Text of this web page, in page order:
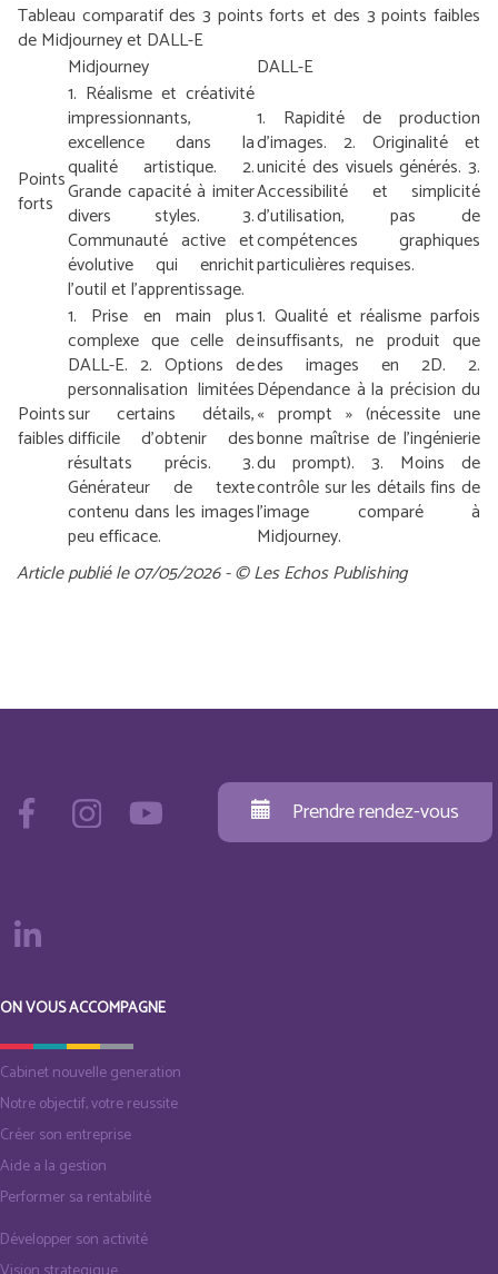
Tableau comparatif des 3 points forts et des 3 points faibles
de Midjourney et DALL-E
Midjourney
DALL-E
Points
forts
1. Réalisme et créativité
impressionnants,
excellence dans la
qualité artistique.
2.
Grande capacité à imiter
divers styles.
3.
Communauté active et
évolutive qui enrichit
l’outil et l’apprentissage.
1. Rapidité de production
d’images. 2. Originalité et
unicité des visuels générés. 3.
Accessibilité et simplicité
d’utilisation, pas de
compétences graphiques
particulières requises.
Points
faibles
1. Prise en main plus
complexe que celle de
DALL-E. 2. Options de
personnalisation limitées
sur certains détails,
difficile d’obtenir des
résultats précis.
3.
Générateur de texte
contenu dans les images
peu efficace.
1. Qualité et réalisme parfois
insuffisants, ne produit que
des images en 2D.
2.
Dépendance à la précision du
« prompt » (nécessite une
bonne maîtrise de l’ingénierie
du prompt). 3. Moins de
contrôle sur les détails fins de
l’image comparé à
Midjourney.
Article publié le 07/05/2026 - © Les Echos Publishing
Prendre rendez-vous
ON VOUS ACCOMPAGNE
Cabinet nouvelle generation
Notre objectif, votre reussite
Créer son entreprise
Aide a la gestion
Performer sa rentabilité
Développer son activité